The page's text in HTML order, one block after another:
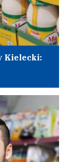
Kielecki: